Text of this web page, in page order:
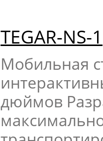
TEGAR-NS-1
Мобильная
дюймов